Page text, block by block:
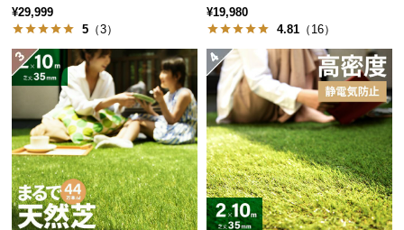
キ
ャ
ン
セ
に
つ
い
て
保
触り心地
葉の種類 1種類 5種類
つや消し △ ◎
葉の幅 太目 細目
葉の芯 あり なし
35mm 2×10m
¥29,999
5 （3）
た目追求・U字ピン付）
¥19,980
4.81 （16）